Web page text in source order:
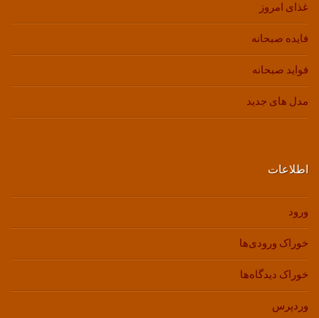
غذای امروز
فایده صبحانه
فواید صبحانه
مدل های جدید
اطلاعات
ورود
خوراک ورودی‌ها
خوراک دیدگاه‌ها
وردپرس